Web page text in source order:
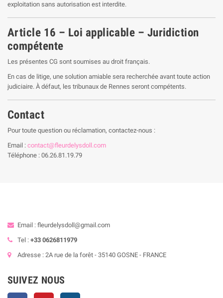
exploitation sans autorisation est interdite.
Article 16 – Loi applicable – Juridiction
compétente
Les présentes CG sont soumises au droit français.
En cas de litige, une solution amiable sera recherchée avant toute action
judiciaire. À défaut, les tribunaux de Rennes seront compétents.
Contact
Pour toute question ou réclamation, contactez-nous :
Email : contact@fleurdelysdoll.com
Téléphone : 06.26.81.19.79
Email : fleurdelysdoll@gmail.com
Tel : +33 0626811979
Adresse : 2A rue de la forêt - 35140 GOSNE - FRANCE
SUIVEZ NOUS